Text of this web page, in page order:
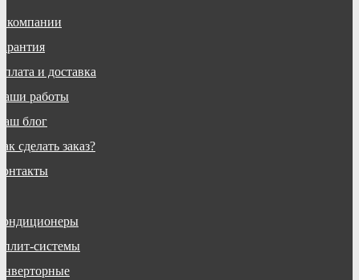
компании
и доставка
работы
блог
сделать заказ?
системы